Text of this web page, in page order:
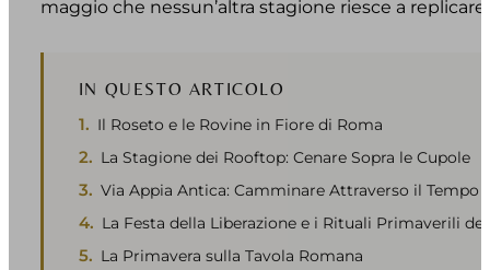
maggio che nessun’altra stagione riesce a replicare.
IN QUESTO ARTICOLO
Il Roseto e le Rovine in Fiore di Roma
La Stagione dei Rooftop: Cenare Sopra le Cupole
Via Appia Antica: Camminare Attraverso il Tempo
La Festa della Liberazione e i Rituali Primaverili
La Primavera sulla Tavola Romana